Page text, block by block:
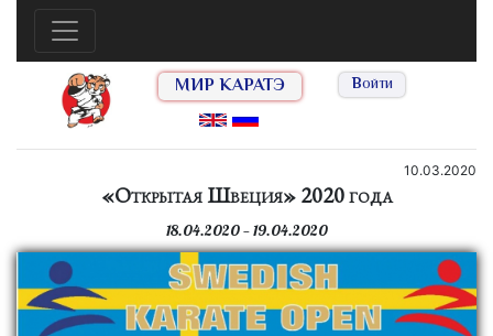
МИР КАРАТЭ Войти
10.03.2020
«Открытая Швеция» 2020 года
18.04.2020 — 19.04.2020